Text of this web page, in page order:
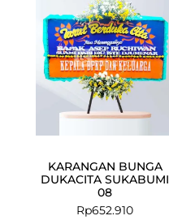
KARANGAN BUNGA
DUKACITA SUKABUMI
08
Rp652.910